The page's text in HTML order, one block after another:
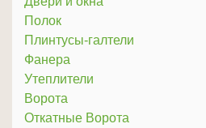
Полок
Плинтусы-галтели
Фанера
Утеплители
Ворота
Откатные Ворота